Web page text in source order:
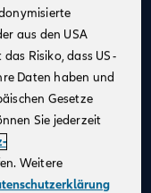
Marke
Agentur
aus den USA
Risiko, dass US-
Daten haben und
Gesetze
Sie jederzeit
Weitere